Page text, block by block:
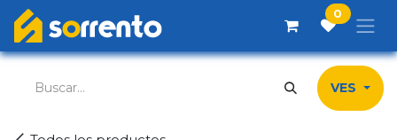
Ir al contenido 0
VES